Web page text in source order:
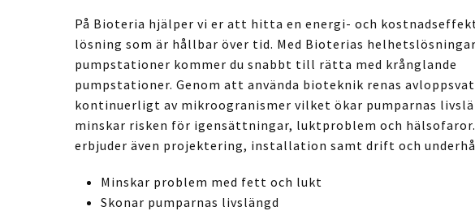
På Bioteria hjälper vi er att hitta en energi- och
lösning som är hållbar över tid. Med Bioterias
pumpstationer kommer du snabbt till rätta med krånglande
pumpstationer. Genom att använda bioteknik renas
kontinuerligt av mikroogranismer vilket ökar pumparnas
minskar risken för igensättningar, luktproblem och hälsofaror.
erbjuder även projektering, installation samt drift och
Minskar problem med fett och lukt
Skonar pumparnas livslängd